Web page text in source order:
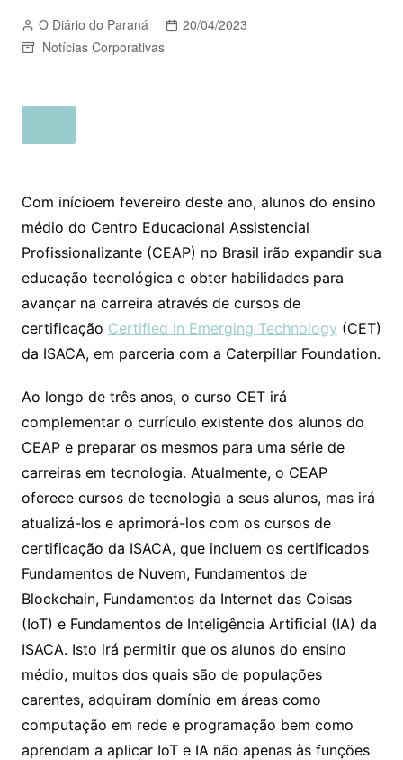
O Diário do Paraná
20/04/2023
Notícias Corporativas
Com inícioem fevereiro deste ano, alunos do ensino
médio do Centro Educacional Assistencial
Profissionalizante (CEAP) no Brasil irão expandir sua
educação tecnológica e obter habilidades para
avançar na carreira através de cursos de
certificação Certified in Emerging Technology (CET)
da ISACA, em parceria com a Caterpillar Foundation.
Ao longo de três anos, o curso CET irá
complementar o currículo existente dos alunos do
CEAP e preparar os mesmos para uma série de
carreiras em tecnologia. Atualmente, o CEAP
oferece cursos de tecnologia a seus alunos, mas irá
atualizá-los e aprimorá-los com os cursos de
certificação da ISACA, que incluem os certificados
Fundamentos de Nuvem, Fundamentos de
Blockchain, Fundamentos da Internet das Coisas
(IoT) e Fundamentos de Inteligência Artificial (IA) da
ISACA. Isto irá permitir que os alunos do ensino
médio, muitos dos quais são de populações
carentes, adquiram domínio em áreas como
computação em rede e programação bem como
aprendam a aplicar IoT e IA não apenas às funções